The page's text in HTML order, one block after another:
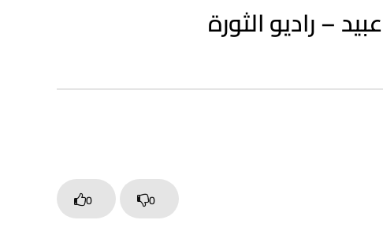
– راديو الثورة
0 0